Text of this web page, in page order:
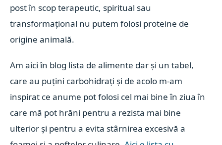
post în scop terapeutic, spiritual sau
transformațional nu putem folosi proteine de
origine animală.
Am aici în blog lista de alimente dar și un tabel,
care au puțini carbohidrați și de acolo m-am
inspirat ce anume pot folosi cel mai bine în ziua în
care mă pot hrăni pentru a rezista mai bine
ulterior și pentru a evita stârnirea excesivă a